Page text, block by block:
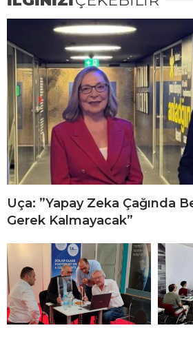
Uça: ”Yapay Zeka Çağında
Gerek Kalmayacak”